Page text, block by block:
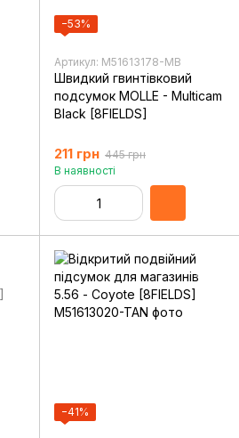
−53%
Артикул: M51613178-MB
Швидкий гвинтівковий
подсумок MOLLE - Multicam
Black [8FIELDS]
211 грн 445 грн
В наявності
−41%